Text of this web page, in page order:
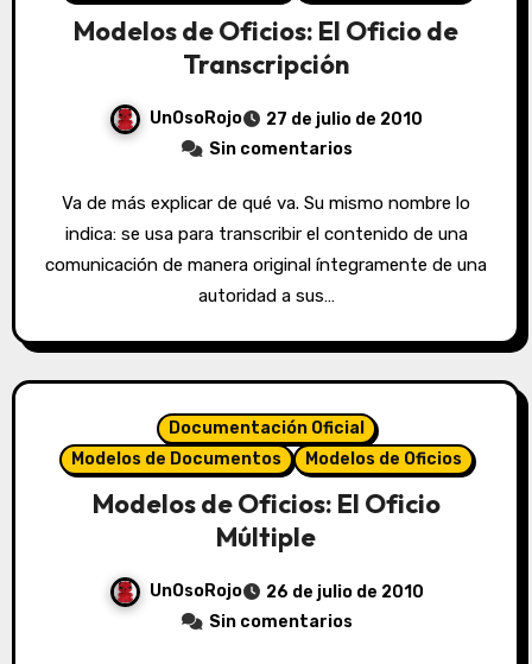
Modelos de Oficios: El Oficio de
Transcripción
UnOsoRojo
27 de julio de 2010
Sin comentarios
Va de más explicar de qué va. Su mismo nombre lo
indica: se usa para transcribir el contenido de una
comunicación de manera original íntegramente de una
autoridad a sus…
Documentación Oficial
Modelos de Documentos
Modelos de Oficios
Modelos de Oficios: El Oficio
Múltiple
UnOsoRojo
26 de julio de 2010
Sin comentarios